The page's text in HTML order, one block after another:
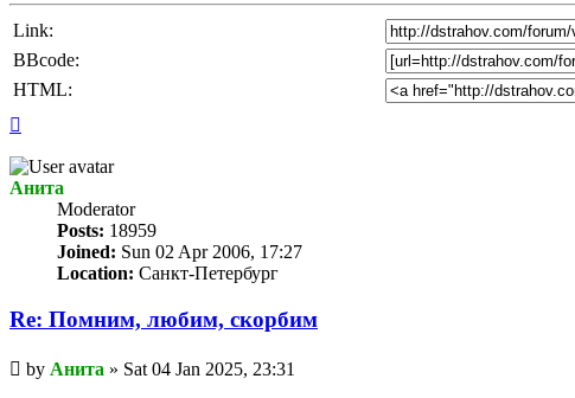
Link:
BBcode:
HTML:
Анита
Мoderator
Posts: 18959
Joined: Sun 02 Apr 2006, 17:27
Location: Санкт-Петербург
Re: Помним, любим, скорбим
Unread
post
by Анита » Sat 04 Jan 2025, 23:31